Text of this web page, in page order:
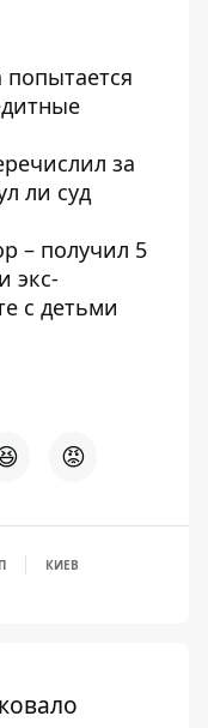
за
ли суд
– получил 5
экс-
с детьми
😡
КИЕВ